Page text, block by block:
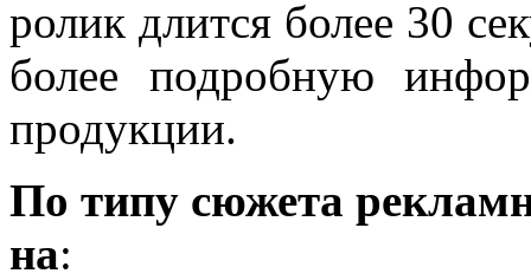
ролик длится более 30
более подробную
продукции.
По типу сюжета
на: